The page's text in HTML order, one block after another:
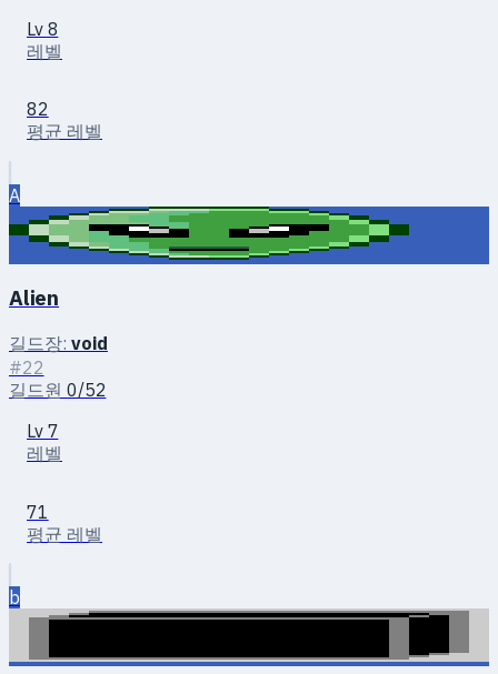
Lv 8
레벨
82
평균 레벨
A
Alien
길드장: void
#22
길드원 0/52
Lv 7
레벨
71
평균 레벨
b